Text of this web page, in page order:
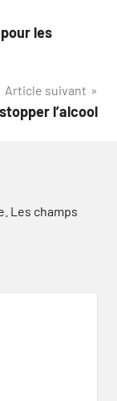
les
Article suivant
l’alcool
Les champs